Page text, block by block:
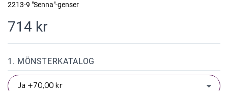
2213-9 "Senna"-genser
714 kr
1. MÖNSTERKATALOG